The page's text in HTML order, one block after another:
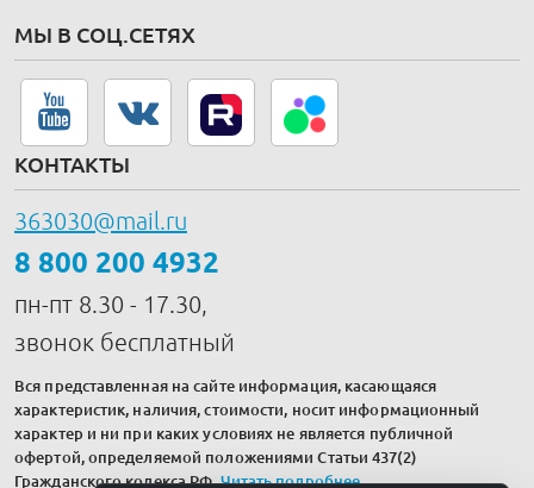
МЫ В СОЦ.СЕТЯХ
КОНТАКТЫ
363030@mail.ru
8 800 200 4932
пн-пт 8.30 - 17.30,
звонок бесплатный
Вся представленная на сайте информация, касающаяся
характеристик, наличия, стоимости, носит информационный
характер и ни при каких условиях не является публичной
офертой, определяемой положениями Статьи 437(2)
Гражданского кодекса РФ.Читать подробнее.